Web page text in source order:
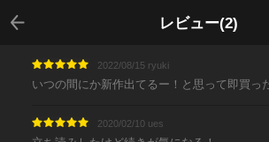
レビュー(2)
戻る
2022/08/15 ryuki
いつの間にか新作出てるー！と思って即買っ
2020/02/10 ues